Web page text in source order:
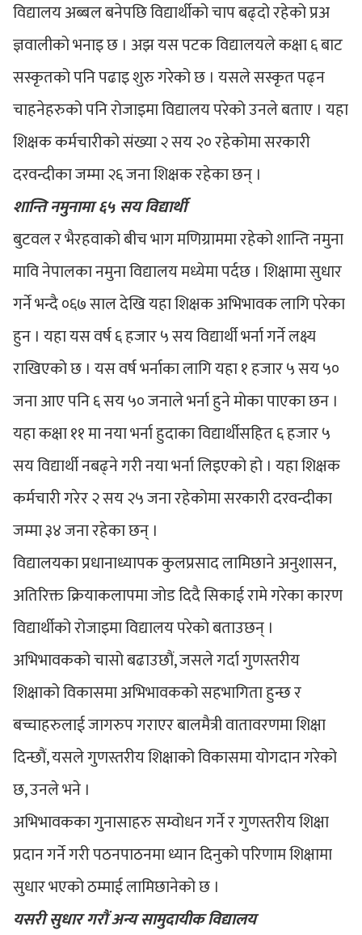
विद्यालय अब्बल बनेपछि विद्यार्थीको चाप बढ्दो रहेको प्रअ
ज्ञवालीको भनाइ छ । अझ यस पटक विद्यालयले कक्षा ६ बाट
सस्कृतको पनि पढाइ शुरु गरेको छ । यसले सस्कृत पढ्न
चाहनेहरुको पनि रोजाइमा विद्यालय परेको उनले बताए । यहा
शिक्षक कर्मचारीको संख्या २ सय २० रहेकोमा सरकारी
दरवन्दीका जम्मा २६ जना शिक्षक रहेका छन् ।
शान्ति नमुनामा ६५ सय विद्यार्थी
बुटवल र भैरहवाको बीच भाग मणिग्राममा रहेको शान्ति नमुना
मावि नेपालका नमुना विद्यालय मध्येमा पर्दछ । शिक्षामा सुधार
गर्ने भन्दै ०६७ साल देखि यहा शिक्षक अभिभावक लागि परेका
हुन । यहा यस वर्ष ६ हजार ५ सय विद्यार्थी भर्ना गर्ने लक्ष्य
राखिएको छ । यस वर्ष भर्नाका लागि यहा १ हजार ५ सय ५०
जना आए पनि ६ सय ५० जनाले भर्ना हुने मोका पाएका छन ।
यहा कक्षा ११ मा नया भर्ना हुदाका विद्यार्थीसहित ६ हजार ५
सय विद्यार्थी नबढ्ने गरी नया भर्ना लिइएको हो । यहा शिक्षक
कर्मचारी गरेर २ सय २५ जना रहेकोमा सरकारी दरवन्दीका
जम्मा ३४ जना रहेका छन् ।
विद्यालयका प्रधानाध्यापक कुलप्रसाद लामिछाने अनुशासन,
अतिरिक्त क्रियाकलापमा जोड दिदै सिकाई रामे गरेका कारण
विद्यार्थीको रोजाइमा विद्यालय परेको बताउछन् ।
अभिभावकको चासो बढाउछौं, जसले गर्दा गुणस्तरीय
शिक्षाको विकासमा अभिभावकको सहभागिता हुन्छ र
बच्चाहरुलाई जागरुप गराएर बालमैत्री वातावरणमा शिक्षा
दिन्छौं, यसले गुणस्तरीय शिक्षाको विकासमा योगदान गरेको
छ, उनले भने ।
अभिभावकका गुनासाहरु सम्वोधन गर्ने र गुणस्तरीय शिक्षा
प्रदान गर्ने गरी पठनपाठनमा ध्यान दिनुको परिणाम शिक्षामा
सुधार भएको ठम्माई लामिछानेको छ ।
यसरी सुधार गरौं अन्य सामुदायीक विद्यालय